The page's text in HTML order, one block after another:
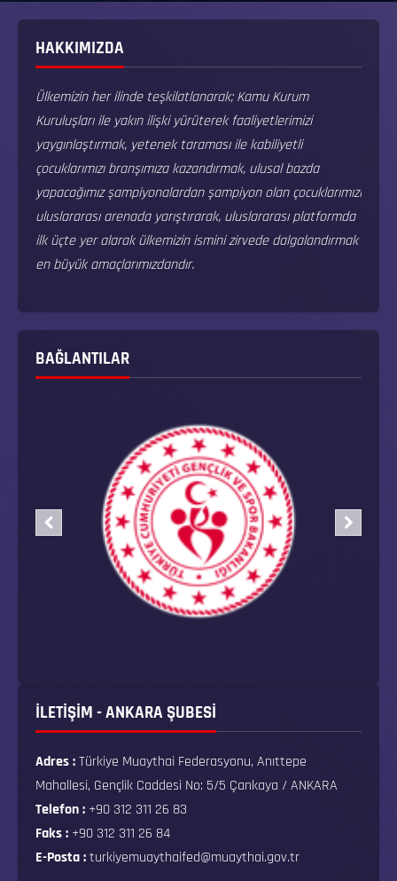
HAKKIMIZDA
Ülkemizin her ilinde teşkilatlanarak; Kamu Kurum
Kuruluşları ile yakın ilişki yürüterek faaliyetlerimizi
yaygınlaştırmak, yetenek taraması ile kabiliyetli
çocuklarımızı branşımıza kazandırmak, ulusal bazda
yapacağımız şampiyonalardan şampiyon olan çocuklarımızı
uluslararası arenada yarıştırarak, uluslararası platformda
ilk üçte yer alarak ülkemizin ismini zirvede dalgalandırmak
en büyük amaçlarımızdandır.
BAĞLANTILAR
İLETİŞİM - ANKARA ŞUBESİ
Adres :Türkiye Muaythai Federasyonu, Anıttepe
Mahallesi, Gençlik Caddesi No: 5/5 Çankaya / ANKARA
Telefon : +90 312 311 26 83
Faks : +90 312 311 26 84
E-Posta :turkiyemuaythaifed@muaythai.gov.tr